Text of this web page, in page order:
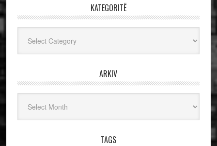
KATEGORITË
ARKIV
TAGS